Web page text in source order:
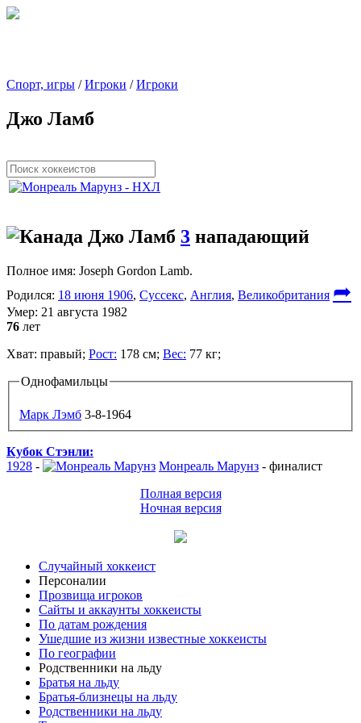
Спорт, игры /Игроки /Игроки
Джо Ламб
Джо Ламб 3 нападающий
Полное имя: Joseph Gordon Lamb.
Родился: 18 июня 1906, Суссекс, Англия, Великобритания ➦
Умер: 21 августа 1982
76 лет
Хват: правый; Рост: 178 см; Вес: 77 кг;
Однофамильцы
Марк Лэмб 3-8-1964
Кубок Стэнли:
1928 - Монреаль Марунз - финалист
Полная версия
Ночная версия
Случайный хоккеист
Персоналии
Прозвища игроков
Сайты и аккаунты хоккеисты
По датам рождения
Ушедшие из жизни известные хоккеисты
По географии
Родственники на льду
Братья на льду
Братья-близнецы на льду
Родственники на льду